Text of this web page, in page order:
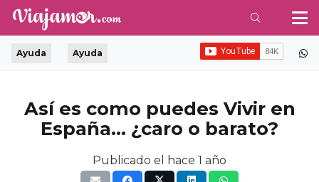
Ayuda Ayuda
Así es como puedes Vivir en
España… ¿caro o barato?
Publicado el hace 1 año